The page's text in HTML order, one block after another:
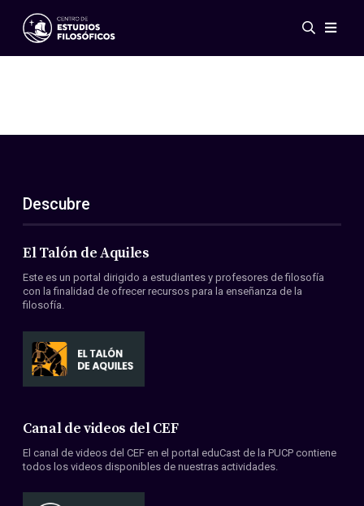
Eventos
ES
EN
Acerca de nosotros
Miembros
Convenios
Descubre
El Talón de Aquiles
Este es un portal dirigido a estudiantes y profesores de filosofía
con la finalidad de ofrecer recursos para la enseñanza de la
filosofía.
Canal de videos del CEF
El canal de videos del CEF en el portal eduCast de la PUCP contiene
todos los videos disponibles de nuestras actividades.